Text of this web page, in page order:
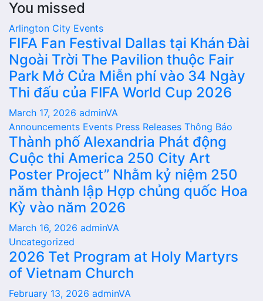
You missed
Arlington City Events
FIFA Fan Festival Dallas tại Khán Đài
Ngoài Trời The Pavilion thuộc Fair
Park Mở Cửa Miễn phí vào 34 Ngày
Thi đấu của FIFA World Cup 2026
March 17, 2026 adminVA
Announcements Events Press Releases Thông Báo
Thành phố Alexandria Phát động
Cuộc thi America 250 City Art
Poster Project” Nhằm kỷ niệm 250
năm thành lập Hợp chủng quốc Hoa
Kỳ vào năm 2026
March 16, 2026 adminVA
Uncategorized
2026 Tet Program at Holy Martyrs
of Vietnam Church
February 13, 2026 adminVA